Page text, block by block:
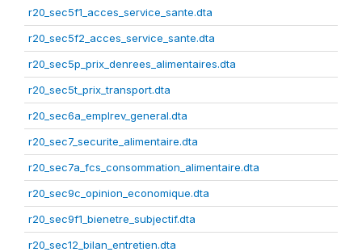
r20_sec5f1_acces_service_sante.dta
r20_sec5f2_acces_service_sante.dta
r20_sec5p_prix_denrees_alimentaires.dta
r20_sec5t_prix_transport.dta
r20_sec6a_emplrev_general.dta
r20_sec7_securite_alimentaire.dta
r20_sec7a_fcs_consommation_alimentaire.dta
r20_sec9c_opinion_economique.dta
r20_sec9f1_bienetre_subjectif.dta
r20_sec12_bilan_entretien.dta